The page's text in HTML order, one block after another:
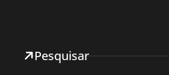
Pesquisar